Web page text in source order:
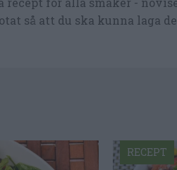
så att du ska kunna laga
RECEPT